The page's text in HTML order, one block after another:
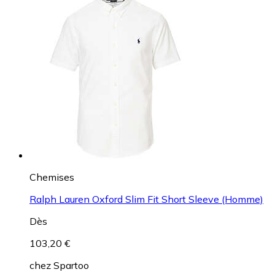
Chemises
Ralph Lauren Oxford Slim Fit Short Sleeve (Homme)
Dès
103,20 €
chez Spartoo